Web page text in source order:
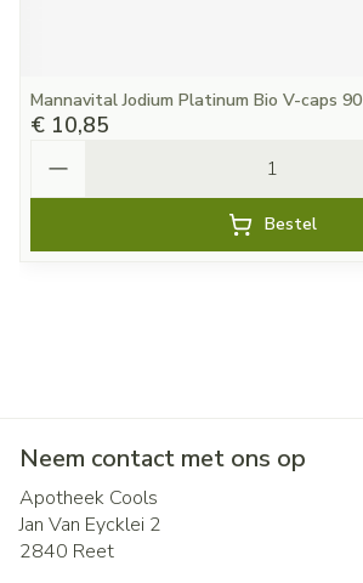
Mannavital Jodium Platinum Bio V-caps 90
€ 10,85
Bestel
Neem contact met ons op
Apotheek Cools
Jan Van Eycklei 2
2840 Reet